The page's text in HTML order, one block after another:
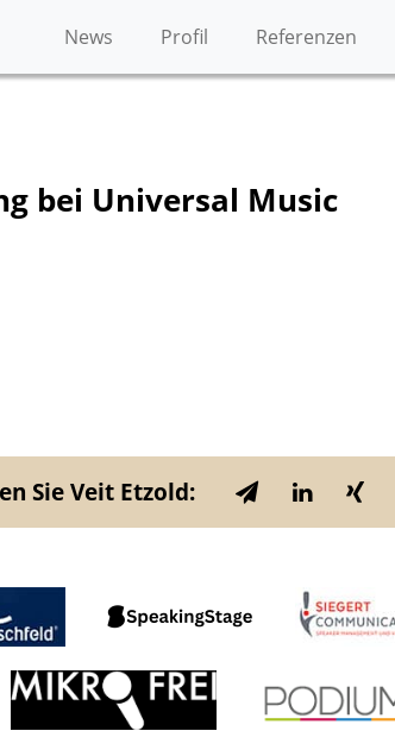
News Profil Referenzen
bei Universal Music
Sie Veit Etzold: